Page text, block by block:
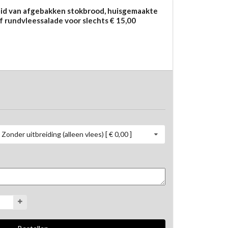
van afgebakken stokbrood, huisgemaakte
voor slechts € 15,00
soorten vlees, waardoor iedereen een ruime
pakketten niet per soort hetzelfde aantal als
Zonder uitbreiding (alleen vlees) [ € 0,00 ]